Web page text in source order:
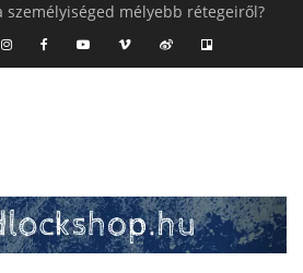
mélyebb rétegeiről?